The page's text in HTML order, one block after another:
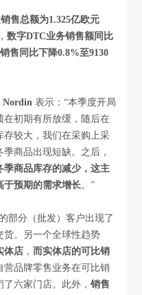
售总额为1.325亿欧元
数字DTC业务销售额同比
售同比下降0.8%至9130
表示：“本季度开局
在初期有所放缓，随后在
存较大，我们在采购上采
商品出现短缺。之后，
季商品库存的减少，这主
于预期的需求增长。”
部分（批发）客户出现了
货。另一个全球性趋势
体店 ， 而实体店的可比销
营品牌零售业务在可比销
了六家门店。此外，销售